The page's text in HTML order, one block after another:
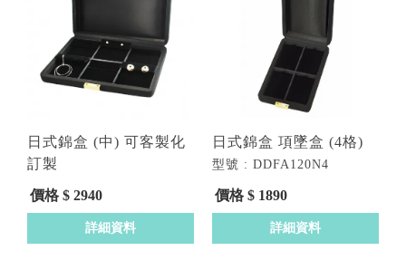
日式錦盒 (中) 可客製化
訂製
型號 : DDFA121
價格 $ 2940
詳細資料
日式錦盒 項墜盒 (4格)
型號 : DDFA120N4
價格 $ 1890
詳細資料